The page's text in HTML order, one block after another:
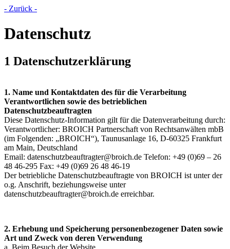
- Zurück -
Datenschutz
1 Datenschutzerklärung
1. Name und Kontaktdaten des für die Verarbeitung
Verantwortlichen sowie des betrieblichen
Datenschutzbeauftragten
Diese Datenschutz-Information gilt für die Datenverarbeitung durch:
Verantwortlicher: BROICH Partnerschaft von Rechtsanwälten mbB
(im Folgenden: „BROICH“), Taunusanlage 16, D-60325 Frankfurt
am Main, Deutschland
Email: datenschutzbeauftragter@broich.de Telefon: +49 (0)69 – 26
48 46-295 Fax: +49 (0)69 26 48 46-19
Der betriebliche Datenschutzbeauftragte von BROICH ist unter der
o.g. Anschrift, beziehungsweise unter
datenschutzbeauftragter@broich.de erreichbar.
2. Erhebung und Speicherung personenbezogener Daten sowie
Art und Zweck von deren Verwendung
a. Beim Besuch der Website